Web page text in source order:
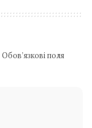
Обов’язкові поля